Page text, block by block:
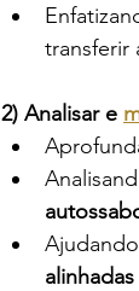
transferir
2) Analisar e
alinhadas